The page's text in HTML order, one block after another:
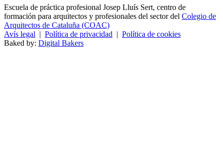
Escuela de práctica profesional Josep Lluís Sert, centro de
formación para arquitectos y profesionales del sector del Colegio de
Arquitectos de Cataluña (COAC)
Avís legal | Política de privacidad | Política de cookies
Baked by: Digital Bakers